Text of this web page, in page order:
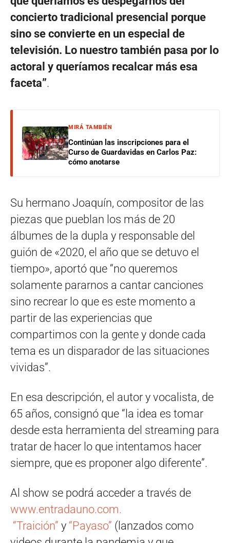
concierto tradicional presencial porque
sino se convierte en un especial de
televisión. Lo nuestro también pasa por lo
actoral y queríamos recalcar más esa
faceta”.
MIRÁ TAMBIÉN
Continúan las inscripciones para el
Curso de Guardavidas en Carlos Paz:
cómo anotarse
Su hermano Joaquín, compositor de las
piezas que pueblan los más de 20
álbumes de la dupla y responsable del
guión de «2020, el año que se detuvo el
tiempo», aportó que “no queremos
solamente pararnos a cantar canciones
sino recrear lo que es este momento a
partir de las experiencias que
compartimos con la gente y donde cada
tema es un disparador de las situaciones
vividas”.
En esa descripción, el autor y vocalista, de
65 años, consignó que “la idea es tomar
desde esta herramienta del streaming para
tratar de hacer lo que intentamos hacer
siempre, que es proponer algo diferente”.
Al show se podrá acceder a través de
www.entradauno.com.
“Traición” y “Payaso” (lanzados como